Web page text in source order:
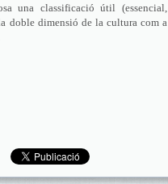
una classificació útil (essencial,
doble dimensió de la cultura com a